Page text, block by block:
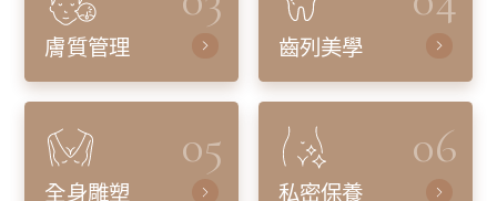
膚質管理 齒列美學
05
全身雕塑
06
私密保養